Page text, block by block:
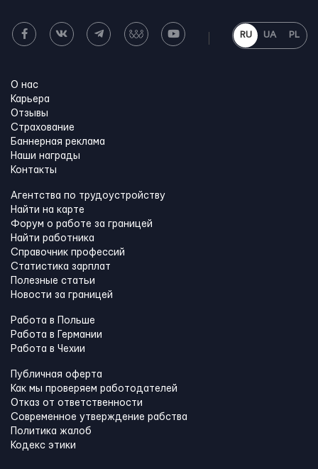
RU UA PL
О нас
Карьера
Отзывы
Страхование
Баннерная реклама
Наши награды
Контакты
Агентства по трудоустройству
Найти на карте
Форум о работе за границей
Найти работника
Справочник профессий
Статистика зарплат
Полезные статьи
Новости за границей
Работа в Польше
Работа в Германии
Работа в Чехии
Публичная оферта
Как мы проверяем работодателей
Отказ от ответственности
Современное утверждение рабства
Политика жалоб
Кодекс этики